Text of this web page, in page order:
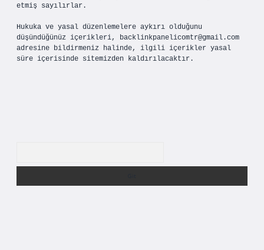
etmiş sayılırlar.
Hukuka ve yasal düzenlemelere aykırı olduğunu
düşündüğünüz içerikleri, backlinkpanelicomtr@gmail.com
adresine bildirmeniz halinde, ilgili içerikler yasal
süre içerisinde sitemizden kaldırılacaktır.